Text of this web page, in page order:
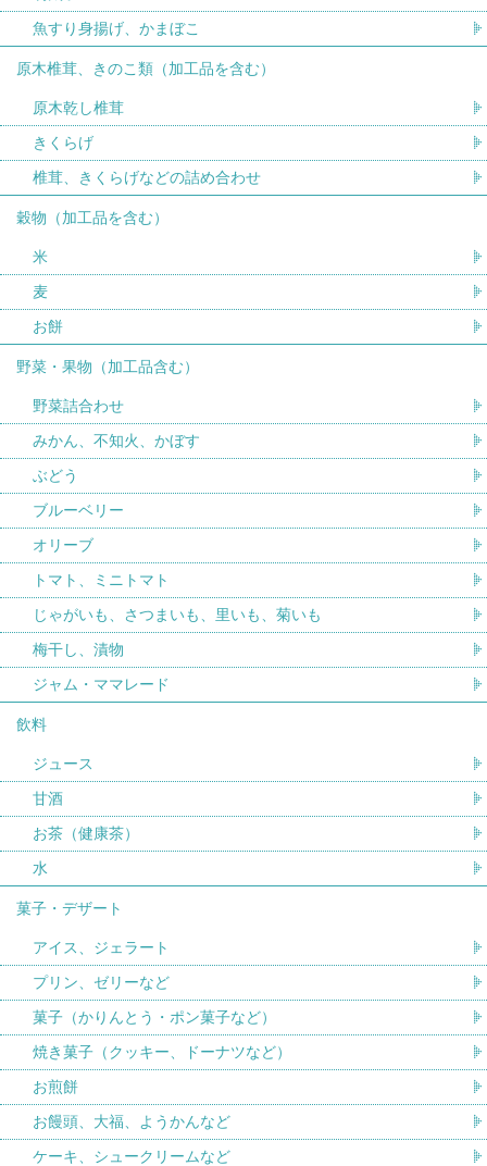
魚すり身揚げ、かまぼこ
原木椎茸、きのこ類（加工品を含む）
原木乾し椎茸
きくらげ
椎茸、きくらげなどの詰め合わせ
穀物（加工品を含む）
米
麦
お餅
野菜・果物（加工品含む）
野菜詰合わせ
みかん、不知火、かぼす
ぶどう
ブルーベリー
オリーブ
トマト、ミニトマト
じゃがいも、さつまいも、里いも、菊いも
梅干し、漬物
ジャム・ママレード
飲料
ジュース
甘酒
お茶（健康茶）
水
菓子・デザート
アイス、ジェラート
プリン、ゼリーなど
菓子（かりんとう・ポン菓子など）
焼き菓子（クッキー、ドーナツなど）
お煎餅
お饅頭、大福、ようかんなど
ケーキ、シュークリームなど